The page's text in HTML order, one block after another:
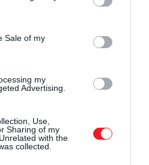
and its third-party tags to
purposes in below Google
Sale of my
my
Advertising.
Use,
Sharing of my
with the
collected.
a Szaturnusz jeges
élet után a NASA